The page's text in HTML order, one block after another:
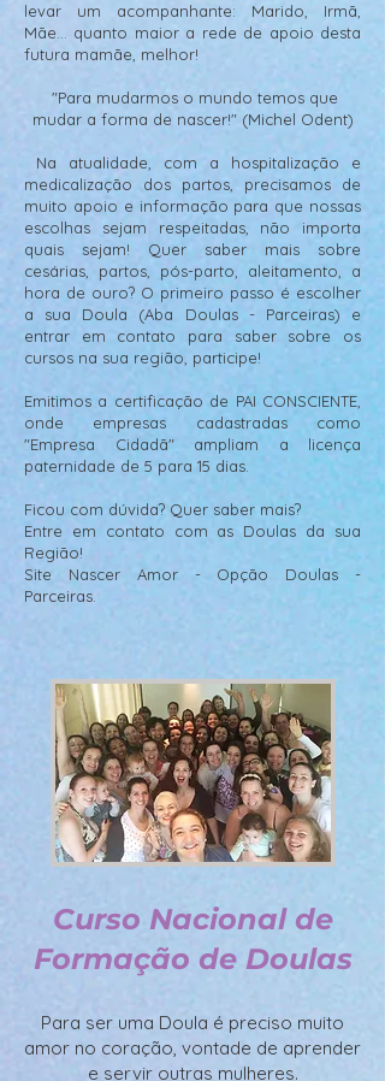
levar um acompanhante: Marido, Irmã,
Mãe... quanto maior a rede de apoio desta
futura mamãe, melhor!
"Para mudarmos o mundo temos que
mudar a forma de nascer!" (Michel Odent)
Na atualidade, com a hospitalização e
medicalização dos partos, precisamos de
muito apoio e informação para que nossas
escolhas sejam respeitadas, não importa
quais sejam! Quer saber mais sobre
cesárias, partos, pós-parto, aleitamento, a
hora de ouro? O primeiro passo é escolher
a sua Doula (Aba Doulas - Parceiras) e
entrar em contato para saber sobre os
cursos na sua região, participe!
Emitimos a certificação de PAI CONSCIENTE,
onde empresas cadastradas como
"Empresa Cidadã" ampliam a licença
paternidade de 5 para 15 dias.
Ficou com dúvida? Quer saber mais?
Entre em contato com as Doulas da sua
Região!
Site Nascer Amor - Opção Doulas -
Parceiras.
Curso Nacional de
Formação de Doulas
Para ser uma Doula é preciso muito
amor no coração, vontade de aprender
e servir outras mulheres.